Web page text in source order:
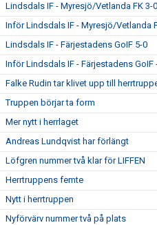
Lindsdals IF - Myresjö/Vetlanda FK 3-0
Inför Lindsdals IF - Myresjö/Vetlanda
Lindsdals IF - Färjestadens GoIF 5-0
Inför Lindsdals IF - Färjestadens GoIF
Falke Rudin tar klivet upp till
Truppen börjar ta form
Mer nytt i herrlaget
Andreas Lundqvist har förlängt
Löfgren nummer två klar för LIFFEN
Herrtruppens femte
Nytt i herrtruppen
Nyförvärv nummer två på plats